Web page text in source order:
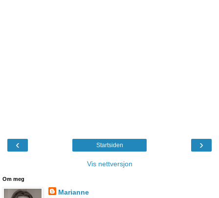
‹ ›
Startsiden
Vis nettversjon
Om meg
Marianne